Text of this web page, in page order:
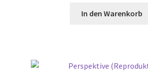
In den Warenkorb